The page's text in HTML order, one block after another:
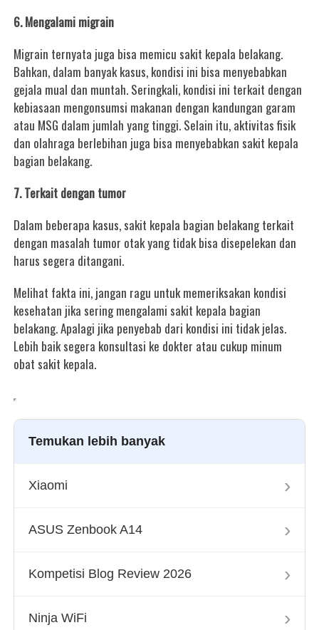
6. Mengalami migrain
Migrain ternyata juga bisa memicu sakit kepala belakang.
Bahkan, dalam banyak kasus, kondisi ini bisa menyebabkan
gejala mual dan muntah. Seringkali, kondisi ini terkait dengan
kebiasaan mengonsumsi makanan dengan kandungan garam
atau MSG dalam jumlah yang tinggi. Selain itu, aktivitas fisik
dan olahraga berlebihan juga bisa menyebabkan sakit kepala
bagian belakang.
7. Terkait dengan tumor
Dalam beberapa kasus, sakit kepala bagian belakang terkait
dengan masalah tumor otak yang tidak bisa disepelekan dan
harus segera ditangani.
Melihat fakta ini, jangan ragu untuk memeriksakan kondisi
kesehatan jika sering mengalami sakit kepala bagian
belakang. Apalagi jika penyebab dari kondisi ini tidak jelas.
Lebih baik segera konsultasi ke dokter atau cukup minum
obat sakit kepala.
Temukan lebih banyak
Xiaomi ›
ASUS Zenbook A14 ›
Kompetisi Blog Review 2026 ›
Ninja WiFi ›